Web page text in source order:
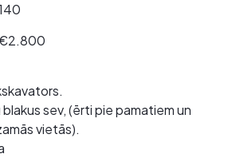
sev, (ērti pie pamatiem un
vietās).